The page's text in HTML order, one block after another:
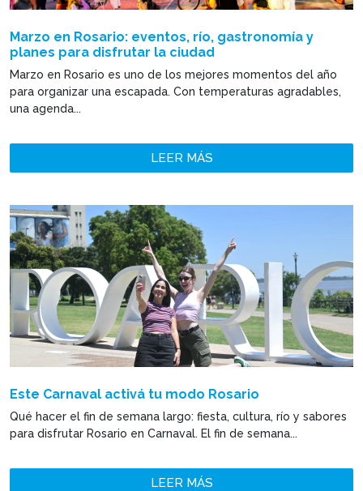
Marzo en Rosario: eventos, río, gastronomía y
planes para disfrutar la ciudad
Marzo en Rosario es uno de los mejores momentos del año
para organizar una escapada. Con temperaturas agradables,
una agenda...
LEER MÁS
Este Carnaval activá tu modo Rosario
Qué hacer el fin de semana largo: fiesta, cultura, río y sabores
para disfrutar Rosario en Carnaval. El fin de semana...
LEER MÁS